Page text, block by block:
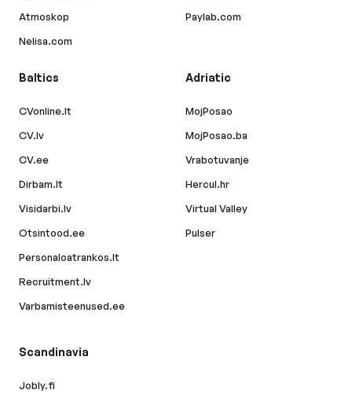
Atmoskop
Nelisa.com
Paylab.com
Baltics
CVonline.lt
CV.lv
CV.ee
Dirbam.lt
Visidarbi.lv
Otsintood.ee
Personaloatrankos.lt
Recruitment.lv
Varbamisteenused.ee
Adriatic
MojPosao
MojPosao.ba
Vrabotuvanje
Hercul.hr
Virtual Valley
Pulser
Scandinavia
Jobly.fi